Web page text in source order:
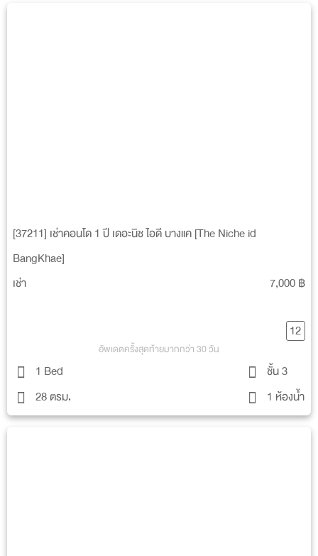
[37211] เช่าคอนโด 1 ปี เดอะนิช ไอดี บางแค [The Niche id
BangKhae]
เช่า
7,000 ฿
12
อัพเดตครั้งสุดท้ายมากกว่า 30 วัน
1 Bed
28 ตรม.
ชั้น 3
1 ห้องน้ำ